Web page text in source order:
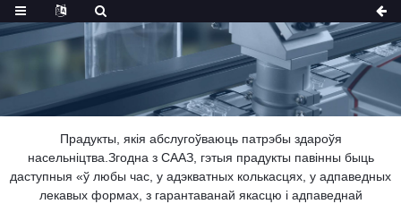
Прадукты, якія абслугоўваюць патрэбы здароўя
насельніцтва.Згодна з СААЗ, гэтыя прадукты павінны быць
даступныя «ў любы час, у адэкватных колькасцях, у адпаведных
лекавых формах, з гарантаванай якасцю і адпаведнай